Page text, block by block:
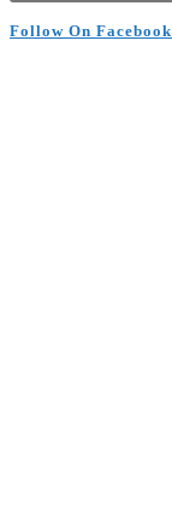
Follow On Facebook